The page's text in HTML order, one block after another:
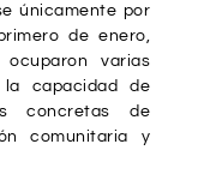
únicamente por
de enero,
ocuparon varias
capacidad de
concretas de
comunitaria y